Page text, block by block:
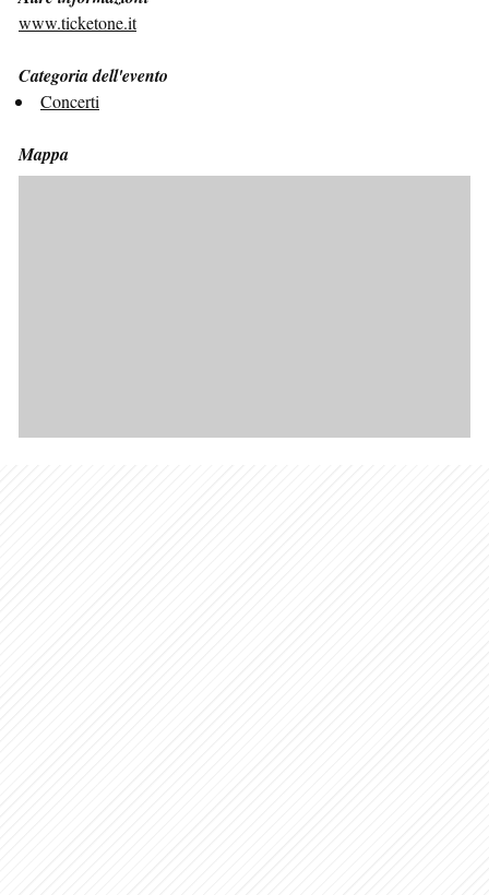
www.ticketone.it
Categoria dell'evento
Concerti
Mappa